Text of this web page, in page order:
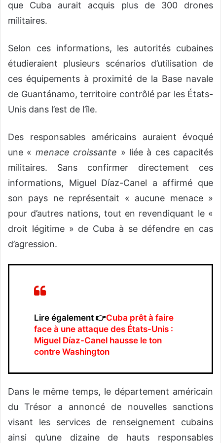
que Cuba aurait acquis plus de 300 drones
militaires.
Selon ces informations, les autorités cubaines
étudieraient plusieurs scénarios d’utilisation de
ces équipements à proximité de la Base navale
de Guantánamo, territoire contrôlé par les États-
Unis dans l’est de l’île.
Des responsables américains auraient évoqué
une « menace croissante » liée à ces capacités
militaires. Sans confirmer directement ces
informations, Miguel Díaz-Canel a affirmé que
son pays ne représentait « aucune menace »
pour d’autres nations, tout en revendiquant le «
droit légitime » de Cuba à se défendre en cas
d’agression.
Lire également 👉Cuba prêt à faire
face à une attaque des États-Unis :
Miguel Díaz-Canel hausse le ton
contre Washington
Dans le même temps, le département américain
du Trésor a annoncé de nouvelles sanctions
visant les services de renseignement cubains
ainsi qu’une dizaine de hauts responsables